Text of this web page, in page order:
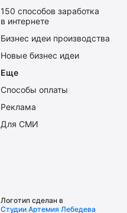
150 способов заработка
в интернете
Бизнес идеи производства
Новые бизнес идеи
Еще
Способы оплаты
Реклама
Для СМИ
Логотип сделан в
Студии Артемия Лебедева